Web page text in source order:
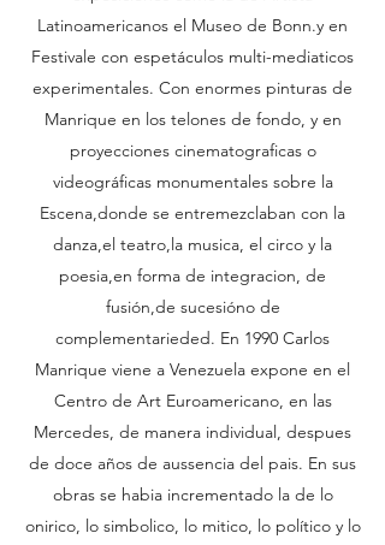
Latinoamericanos el Museo de Bonn.y en
Festivale con espetáculos multi-mediaticos
experimentales. Con enormes pinturas de
Manrique en los telones de fondo, y en
proyecciones cinematograficas o
videográficas monumentales sobre la
Escena,donde se entremezclaban con la
danza,el teatro,la musica, el circo y la
poesia,en forma de integracion, de
fusión,de sucesióno de
complementarieded. En 1990 Carlos
Manrique viene a Venezuela expone en el
Centro de Art Euroamericano, en las
Mercedes, de manera individual, despues
de doce años de aussencia del pais. En sus
obras se habia incrementado la de lo
onirico, lo simbolico, lo mitico, lo político y lo